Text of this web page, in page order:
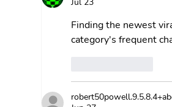
Jul 23
Finding the newest
category's frequent